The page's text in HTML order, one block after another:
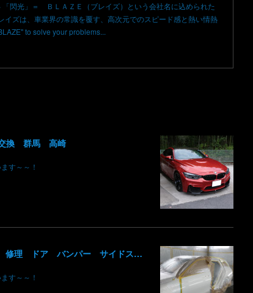
「閃光」＝ ＢＬＡＺＥ（ブレイズ）という会社名に込められた
ズは、車業界の常識を覆す、高次元でのスピード感と熱い情熱
to solve your problems...
換 群馬 高崎
す～～！
メルセデスベンツ MercedesBenz Eクラス 213 板金 鈑金 修理 ドア バンパー サイドスカート クォーターパネル 保険 群馬 高崎
す～～！